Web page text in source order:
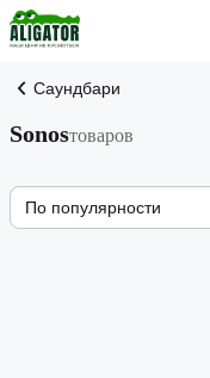
Саундбари
Sonosтоваров
По популярности